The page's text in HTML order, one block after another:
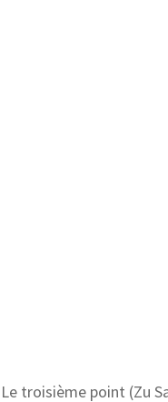
Le troisième point (Zu